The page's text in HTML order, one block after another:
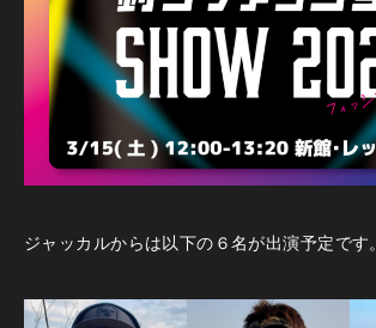
ジャッカルからは以下の６名が出演予定です。